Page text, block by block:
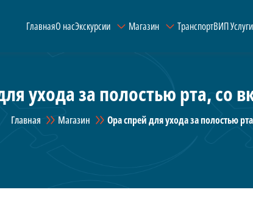
ГлавнаяО насЭкскурсии Магазин ТранспортВИП Услуги
ухода за полостью рта, со
Главная Магазин Ора спрей для ухода за полостью